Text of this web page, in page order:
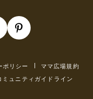
ポリシー
ママ広場規約
ミュニティガイドライン